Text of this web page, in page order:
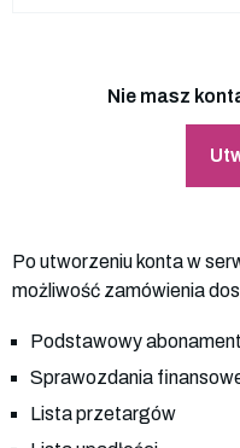
Nie masz
Po utworzeniu konta w
możliwość zamówienia
Podstawowy abonament
Sprawozdania
Lista przetargów